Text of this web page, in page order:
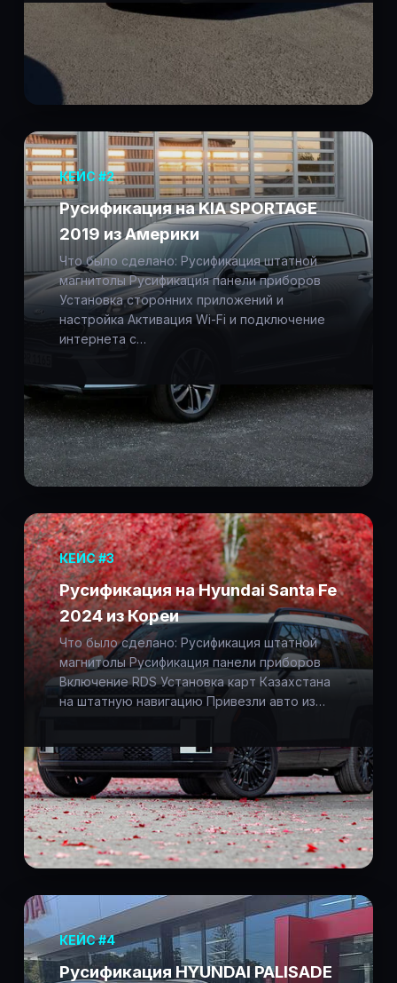
КЕЙС #2
Русификация на KIA SPORTAGE
2019 из Америки
Что было сделано: Русификация штатной
магнитолы Русификация панели приборов
Установка сторонних приложений и
настройка Активация Wi-Fi и подключение
интернета с…
КЕЙС #3
Русификация на Hyundai Santa Fe
2024 из Кореи
Что было сделано: Русификация штатной
магнитолы Русификация панели приборов
Включение RDS Установка карт Казахстана
на штатную навигацию Привезли авто из…
КЕЙС #4
Русификация HYUNDAI PALISADE